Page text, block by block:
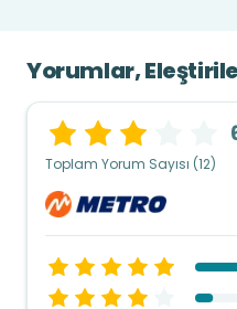
Yorumlar,
Toplam Yorum Sayısı (12)